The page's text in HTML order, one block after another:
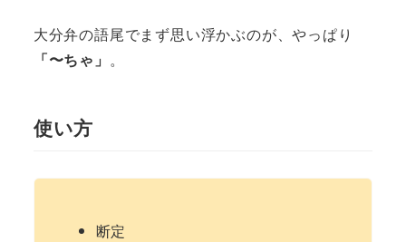
大分弁の語尾でまず思い浮かぶのが、やっぱり
「〜ちゃ」 。
使い方
断定